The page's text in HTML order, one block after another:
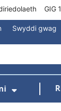
GIG
Swyddi gwag